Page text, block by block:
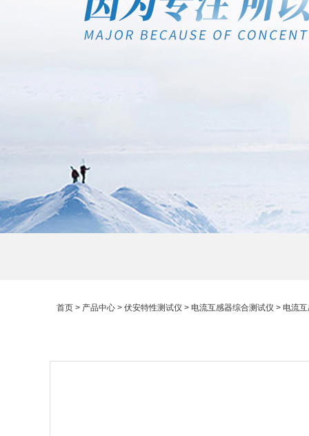
首页 > 产品中心 > 伏安特性测试仪 > 电流互感器综合测试仪 > 电流